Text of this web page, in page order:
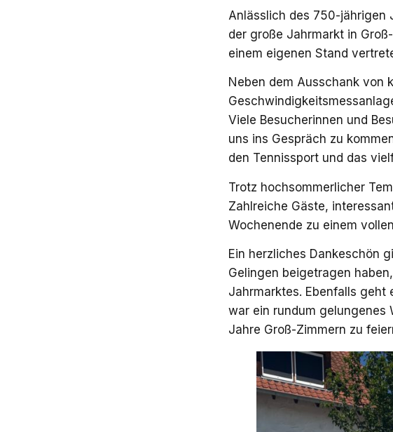
Anlässlich des 750-jährigen
der große Jahrmarkt in
einem eigenen Stand
Neben dem Ausschank von
Viele Besucherinnen und
uns ins Gespräch zu
den Tennissport und das
Trotz hochsommerlicher
Zahlreiche Gäste,
Wochenende zu einem
Ein herzliches Dankeschön
Gelingen beigetragen
Jahrmarktes. Ebenfalls geht
war ein rundum gelungenes
Jahre Groß-Zimmern zu